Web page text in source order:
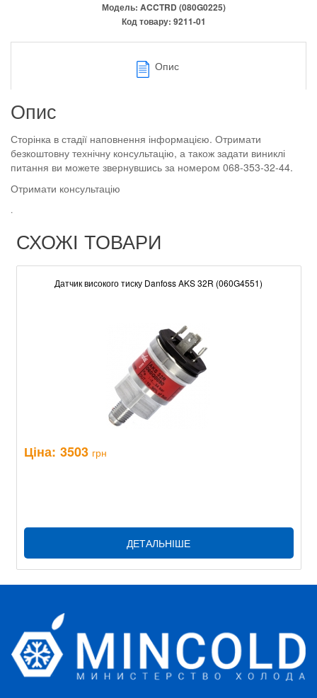
Модель: ACCTRD (080G0225)
Код товару: 9211-01
Опис
Опис
Сторінка в стадії наповнення інформацією. Отримати
безкоштовну технічну консультацію, а також задати виниклі
питання ви можете звернувшись за номером 068-353-32-44.
Отримати консультацію
.
СХОЖІ ТОВАРИ
Датчик високого тиску Danfoss AKS 32R (060G4551)
Ціна: 3503 грн
ДЕТАЛЬНІШЕ